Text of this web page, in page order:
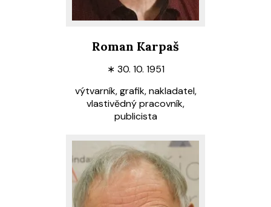
Roman Karpaš
∗ 30. 10. 1951
výtvarník, grafik, nakladatel,
vlastivědný pracovník,
publicista